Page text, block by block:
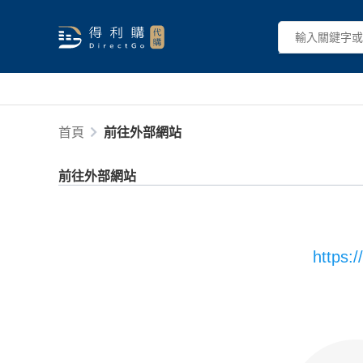
首頁 前往外部網站
前往外部網站